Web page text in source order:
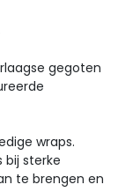
gegoten
wraps.
bij sterke
te brengen en